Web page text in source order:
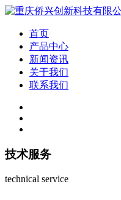
首页
产品中心
新闻资讯
关于我们
联系我们
技术服务
technical service